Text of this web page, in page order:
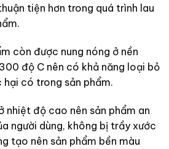
tiện hơn trong quá trình lau
còn được nung nóng ở nền
độ C nên có khả năng loại bỏ
có trong sản phẩm.
nhiệt độ cao nên sản phẩm an
người dùng, không bị trầy xước
tạo nên sản phẩm bền màu